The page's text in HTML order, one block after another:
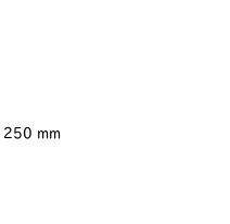
mm